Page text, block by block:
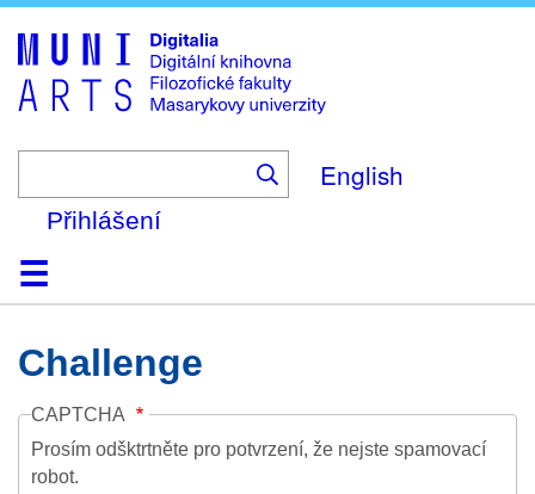
to
main
content
English
Přihlášení
DomůKolekce
Prohlížení
Vyhledávání
O platformě
Nápověda
KontaktDigitalia
Challenge
CAPTCHA
Prosím odšktrtněte pro potvrzení, že nejste spamovací
robot.